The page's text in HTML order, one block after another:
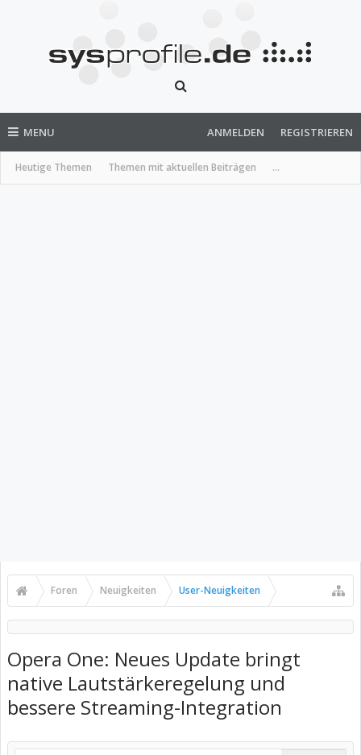
MENU
Heutige Themen Themen mit aktuellen Beiträgen ...
ANMELDEN REGISTRIEREN
Foren Neuigkeiten User-Neuigkeiten
Opera One: Neues Update bringt
native Lautstärkeregelung und
bessere Streaming-Integration